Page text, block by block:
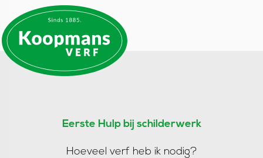
Eerste Hulp bij schilderwerk
Hoeveel verf heb ik nodig?